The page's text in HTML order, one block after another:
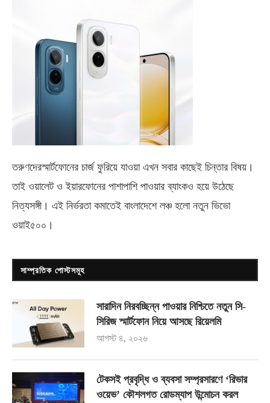
তরুণদেরস্মার্টফোনের চার্জ ফুরিয়ে যাওয়া এখন সবার কাছেই চিন্তার বিষয়।
তাই ওয়ালেট ও ইয়ারফোনের পাশাপাশি পাওয়ার ব্যাংকও হয়ে উঠেছে
নিত্যসঙ্গী। এই নির্ভরতা কমাতেই বাংলাদেশে লঞ্চ হলো নতুন ভিভো
ওয়াই৫০০ ।
সাম্প্রতিক পোস্টসমূহ
সারাদিন নিরবচ্ছিন্ন পাওয়ার নিশ্চিতে নতুন সি-
সিরিজ স্মার্টফোন নিয়ে আসছে রিয়েলমি
আগস্ট ৪, ২০২৬
টেকসই প্রবৃদ্ধি ও ব্যবসা সম্প্রসারণে ‘রিভার
ওয়েভ’ কৌশলগত রোডম্যাপ উন্মোচন করল